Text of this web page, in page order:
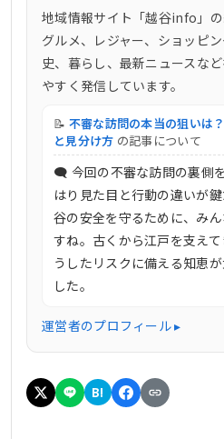
地域情報サイト「越谷info」
グルメ、レジャー、ショッピ
史、暮らし、最新ニュースな
やすく発信しています。
📝 不審な訪問の本当の狙いは
と見分け方 の記事について
🗨 今回の不審な訪問の裏側
はり見た目と行動の違いが
谷の安全を守るために、み
すね。古くから江戸を支え
うしたリスクに備える知恵
した。
運営者のプロフィール ▸
B!